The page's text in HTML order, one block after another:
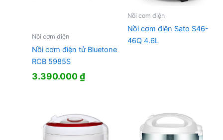
Nồi cơm điện
Nồi cơm điện tử Bluetone
RCB 5985S
3.390.000₫
Nồi cơm điện
Nồi cơm điện Sato S46-
46Q 4.6L